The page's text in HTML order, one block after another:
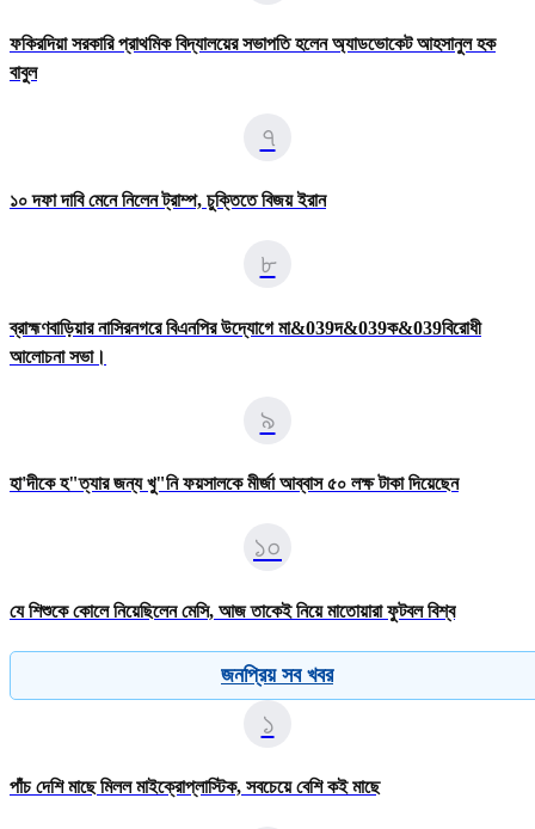
ফকিরদিয়া সরকারি প্রাথমিক বিদ্যালয়ের সভাপতি হলেন অ্যাডভোকেট আহসানুল হক
বাবুল
৭
১০ দফা দাবি মেনে নিলেন ট্রাম্প, চুক্তিতে বিজয় ইরান
৮
ব্রাহ্মণবাড়িয়ার নাসিরনগরে বিএনপির উদ্যােগে মা&039দ&039ক&039বিরোধী
আলোচনা সভা।
৯
হা'দীকে হ"ত্যার জন্য খু"নি ফয়সালকে মীর্জা আব্বাস ৫০ লক্ষ টাকা দিয়েছেন
১০
যে শিশুকে কোলে নিয়েছিলেন মেসি, আজ তাকেই নিয়ে মাতোয়ারা ফুটবল বিশ্ব
জনপ্রিয় সব খবর
১
পাঁচ দেশি মাছে মিলল মাইক্রোপ্লাস্টিক, সবচেয়ে বেশি কই মাছে